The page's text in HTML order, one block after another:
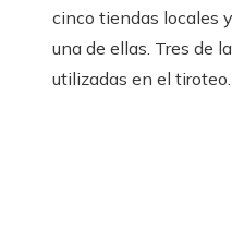
cinco tiendas locales
una de ellas. Tres de
utilizadas en el tiroteo.